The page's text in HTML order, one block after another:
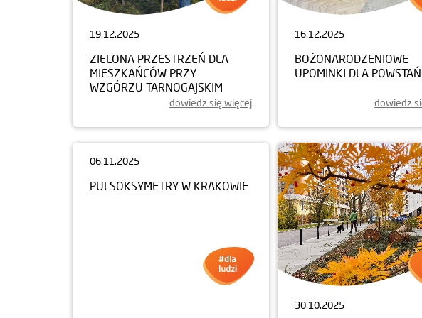
19.12.2025
ZIELONA PRZESTRZEŃ DLA
MIESZKAŃCÓW PRZY
WZGÓRZU TARNOGAJSKIM
dowiedz się więcej
16.12.2025
BOŻONARODZENIOWE
UPOMINKI DLA
dowiedz
30.10.2025